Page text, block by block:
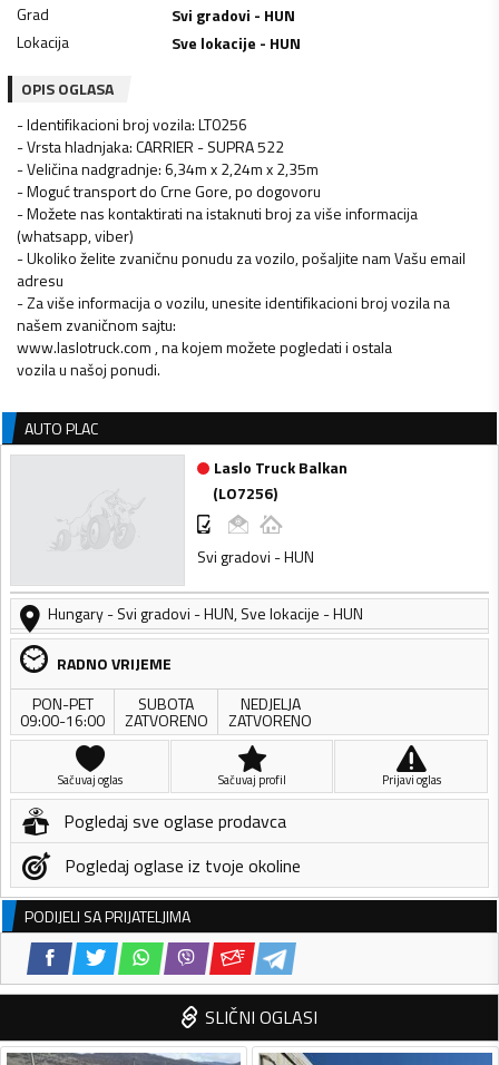
Grad
Svi gradovi - HUN
Lokacija
Sve lokacije - HUN
OPIS OGLASA
- Identifikacioni broj vozila: LT0256
- Vrsta hladnjaka: CARRIER - SUPRA 522
- Veličina nadgradnje: 6,34m x 2,24m x 2,35m
- Moguć transport do Crne Gore, po dogovoru
- Možete nas kontaktirati na istaknuti broj za više informacija
(whatsapp, viber)
- Ukoliko želite zvaničnu ponudu za vozilo, pošaljite nam Vašu email
adresu
- Za više informacija o vozilu, unesite identifikacioni broj vozila na
našem zvaničnom sajtu:
www.laslotruck.com , na kojem možete pogledati i ostala
vozila u našoj ponudi.
AUTO PLAC
Laslo Truck Balkan
(LO7256)
Svi gradovi - HUN
Hungary-Svi gradovi - HUN,Sve lokacije - HUN
RADNO VRIJEME
PON-PET
09:00-16:00
SUBOTA
ZATVORENO
NEDJELJA
ZATVORENO
Sačuvaj oglas Sačuvaj profil Prijavi oglas
Pogledaj sve oglase prodavca
Pogledaj oglase iz tvoje okoline
PODIJELI SA PRIJATELJIMA
SLIČNI OGLASI